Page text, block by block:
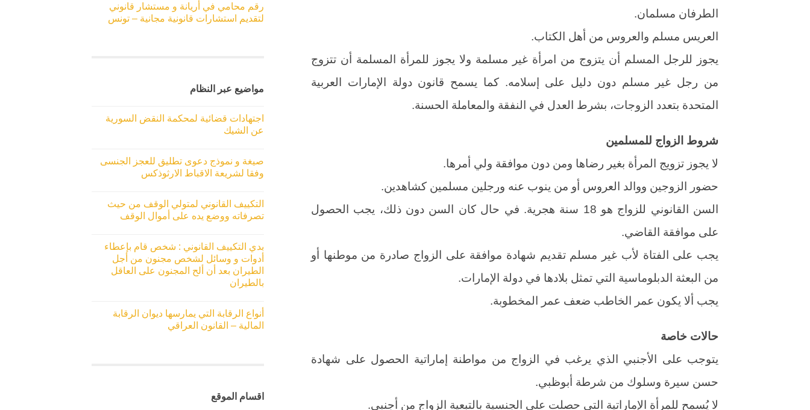
الطرفان مسلمان.
العريس مسلم والعروس من أهل الكتاب.
يجوز للرجل المسلم أن يتزوج من امرأة غير مسلمة ولا يجوز للمرأة المسلمة أن تتزوج
من رجل غير مسلم دون دليل على إسلامه. كما يسمح قانون دولة الإمارات العربية
المتحدة بتعدد الزوجات، بشرط العدل في النفقة والمعاملة الحسنة.
شروط الزواج للمسلمين
لا يجوز تزويج المرأة بغير رضاها ومن دون موافقة ولي أمرها.
حضور الزوجين ووالد العروس أو من ينوب عنه ورجلين مسلمين كشاهدين.
السن القانوني للزواج هو 18 سنة هجرية. في حال كان السن دون ذلك، يجب الحصول
على موافقة القاضي.
يجب على الفتاة لأب غير مسلم تقديم شهادة موافقة على الزواج صادرة من موطنها أو
من البعثة الدبلوماسية التي تمثل بلادها في دولة الإمارات.
يجب ألا يكون عمر الخاطب ضعف عمر المخطوبة.
حالات خاصة
يتوجب على الأجنبي الذي يرغب في الزواج من مواطنة إماراتية الحصول على شهادة
حسن سيرة وسلوك من شرطة أبوظبي.
لا يُسمح للمرأة الإماراتية التي حصلت على الجنسية بالتبعية الزواج من أجنبي.
رقم محامي في أريانة و مستشار قانوني
لتقديم استشارات قانونية مجانية – تونس
مواضيع عبر النظام
اجتهادات قضائية لمحكمة النقض السورية
عن الشيك
صيغة و نموذج دعوى تطليق للعجز الجنسى
وفقا لشريعة الاقباط الارثوذكس
التكييف القانوني لمتولي الوقف من حيث
تصرفاته ووضع يده على أموال الوقف
بدي التكييف القانوني : شخص قام بإعطاء
أدوات و وسائل لشخص مجنون من أجل
الطيران بعد أن ألح المجنون على العاقل
بالطيران
أنواع الرقابة التي يمارسها ديوان الرقابة
المالية – القانون العراقي
اقسام الموقع